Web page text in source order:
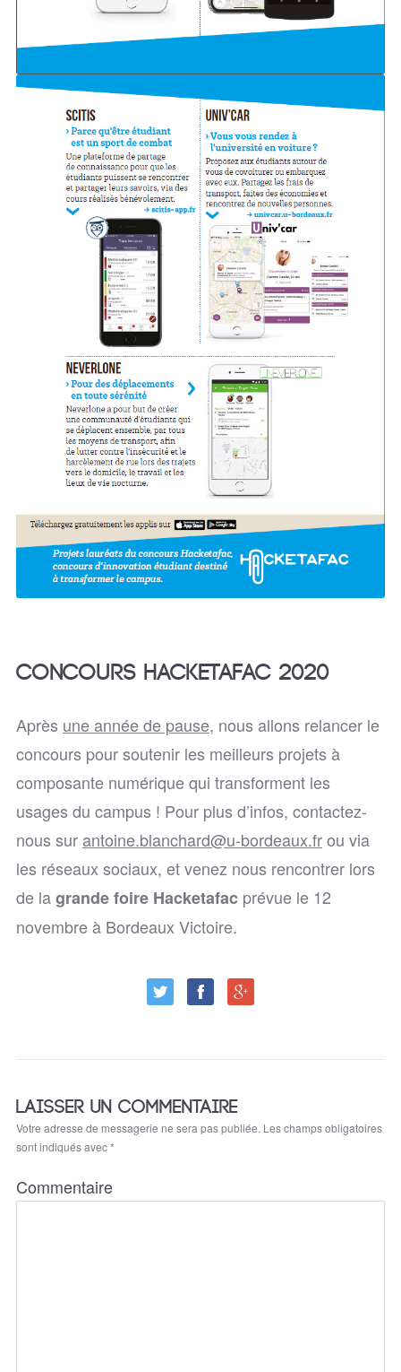
Concours Hacketafac 2020
Après une année de pause, nous allons relancer le
concours pour soutenir les meilleurs projets à
composante numérique qui transforment les
usages du campus ! Pour plus d’infos, contactez-
nous surantoine.blanchard@u-bordeaux.frou via
les réseaux sociaux, et venez nous rencontrer lors
de lagrande foire Hacketafacprévue le 12
novembre à Bordeaux Victoire.
LAISSER UN COMMENTAIRE
Votre adresse de messagerie ne sera pas publiée. Les champs obligatoires
sont indiqués avec*
Commentaire